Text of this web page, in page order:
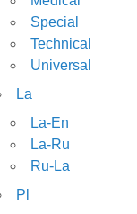
Special
Technical
Universal
La
La-En
La-Ru
Ru-La
Pl